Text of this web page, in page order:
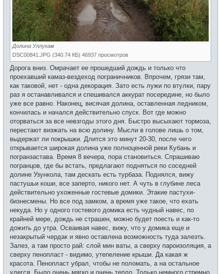
Долина Уллукам
DSC00841.JPG (340.74 КБ) 46937 просмотров
Дорога вниз. Омрачает ее прошедший дождь и только что
проехавший камаз-вездеход пограничников. Впрочем, грязи там,
как таковой, нет - одна декорация. Зато есть лужи по втулки, пару
раз я останавливался и спешивался аккурат посередине, но было
уже все равно. Наконец, висячая долина, оставленная ледником,
кончилась и начался действительно спуск. Вот где можно
оторваться за все невзгоды этого дня. Быстро высыхают тормоза,
перестают визжать на всю долину. Мысли в голове лишь о том,
выдержат ли покрышки. Длится это минут 20-30, после чего
открывается широкая долина уже полноценной реки Кубань и
погранзастава. Время 8 вечера, пора становиться. Спрашиваю
погранцов, где бы встать, предлагают подняться по соседней
долине Узункола, там дескать есть турбаза. Поднялся, вижу
пастушьи коши, все заперто, никого нет. А чуть в глубине леса
действительно ухоженные гостевые домики. Этакие пастухи-
бизнесмены. Но все под замком, а время уже такое, что ехать
некуда. Но у одного гостевого домика есть чудный навес, по
крайней мере, дождь не страшен, можно будет поесть и как-то
дожить до утра. Осваивая навес, вижу, что у домика еще и
незакрытый чердак и явно оставлена возможность туда залезть.
Залез, а там просто рай: слой мин ваты, а сверху пароизоляция, а
сверху пенопласт - видимо, утепеление крыши. Да какая ж
красота. Пенопласт убрал, чтобы не поломать, а на остальное
улегся. Было очень мягко и очень тепло. Только немного стремно